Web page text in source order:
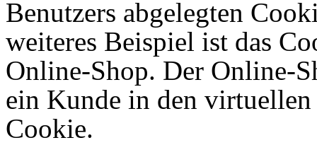
Benutzers abgelegten
weiteres Beispiel ist das
Online-Shop. Der Online-
ein Kunde in den
Cookie.